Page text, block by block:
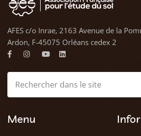
AFES c/o Inrae, 2163 Avenue de la
Ardon, F-45075 Orléans cedex 2
Menu